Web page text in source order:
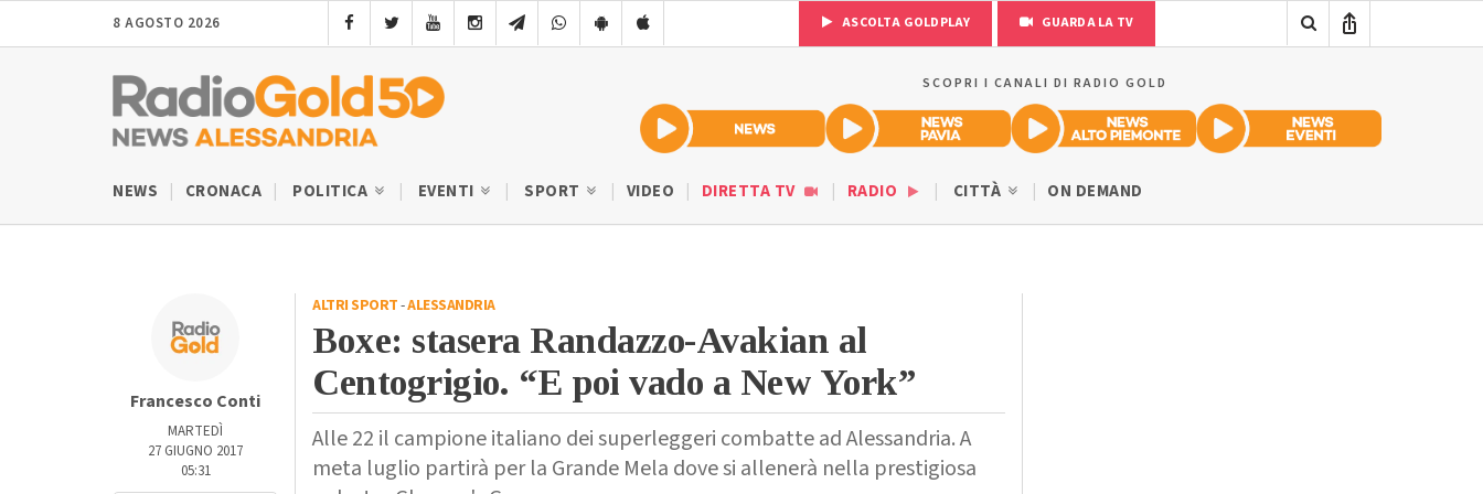
8 AGOSTO 2026 ASCOLTA GOLDPLAY GUARDA LA TV
SCOPRI I CANALI DI RADIO GOLD
NEWS CRONACA POLITICA EVENTI SPORT VIDEO DIRETTA TV RADIO CITTÀ ON DEMAND
Francesco Conti
MARTEDÌ
27 GIUGNO 2017
05:31
ALTRI SPORT-ALESSANDRIA
Boxe: stasera Randazzo-Avakian al
Centogrigio. “E poi vado a New York”
Alle 22 il campione italiano dei superleggeri combatte ad Alessandria. A
meta luglio partirà per la Grande Mela dove si allenerà nella prestigiosa